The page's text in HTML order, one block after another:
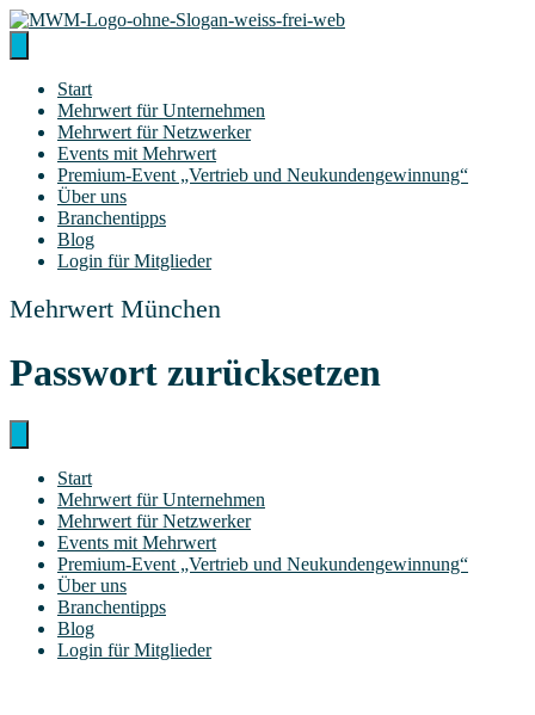
Zum
Inhalt
springen
Start
Mehr­wert für Unternehmen
Mehr­wert für Netzwerker
Events mit Mehrwert
Pre­­mi­um-Event „Ver­trieb und Neukundengewinnung“
Über uns
Bran­chen­tipps
Blog
Log­in für Mitglieder
Mehrwert München
Pass­wort zurücksetzen
Start
Mehr­wert für Unternehmen
Mehr­wert für Netzwerker
Events mit Mehrwert
Pre­­mi­um-Event „Ver­trieb und Neukundengewinnung“
Über uns
Bran­chen­tipps
Blog
Log­in für Mitglieder